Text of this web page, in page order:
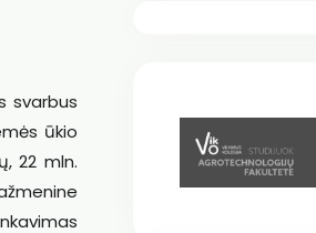
svarbus
ūkio
22 mln.